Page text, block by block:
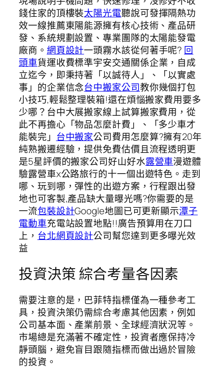
錢住家的頂樓裝太陽光電聽說可發揮隔熱功
效一線推薦東陽能源擁有核心技術、產品研
發、系統規劃設置、專業團隊的太陽能發電
廠商。 網頁設計一頭霧水該從何著手呢? 回
頭車貨運收費標準宇安交通關係企業，自成
立迄今，即秉持著「以誠待人」、「以實處
事」的企業信念台中搬家公司教你幾個打包
小技巧,輕鬆整理裝箱!還在煩惱搬家費用要多
少哪？台中大展搬家線上試算搬家費用，從
此不再擔心「物品怎麼計費」、「多少車才
能裝完」 台中搬家公司費用怎麼算?擁有20年
純熟搬遷經驗，提供免費估價且流程透明更
是5星評價的搬家公司好山好水露營車漫遊體
驗露營車x公路旅行的十一個出遊特色。走到
哪、玩到哪，彈性的出遊方案，行程跟出發
地也可客製,產品缺大量曝光嗎?你需要的是
一流包裝設計Google地圖已可更新顯示潭子
電動車充電站設置地點!!廣告預算用在刀口
上， 台北網頁設計公司幫您達到更多曝光效
益
投資決策 綜合考量各因素
需要注意的是，巴菲特指標僅為一種參考工
具，投資決策仍需綜合考慮其他因素，例如
公司基本面、產業前景、全球經濟狀況等。
市場總是充滿著不確定性，投資者應保持冷
靜頭腦，避免盲目跟隨指標而做出過於冒險
的投資。